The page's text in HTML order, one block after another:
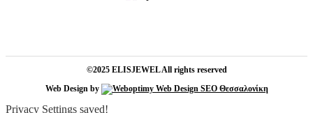
©2025 ELISJEWEL All rights reserved
Web Design by
Privacy Settings saved!